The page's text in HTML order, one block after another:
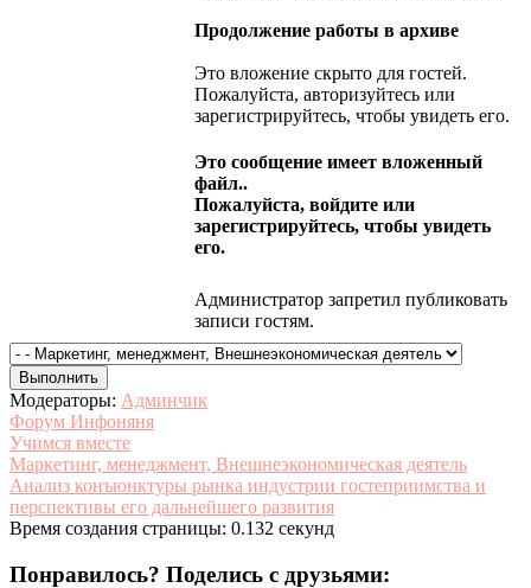
Продолжение работы в архиве
Это вложение скрыто для гостей.
Пожалуйста, авторизуйтесь или
зарегистрируйтесь, чтобы увидеть его.
Это сообщение имеет вложенный
файл..
Пожалуйста, войдите или
зарегистрируйтесь, чтобы увидеть
его.
Администратор запретил публиковать
записи гостям.
Модераторы: Админчик
Форум Инфоняня
Учимся вместе
Маркетинг, менеджмент, Внешнеэкономическая деятель
Анализ конъюнктуры рынка индустрии гостеприимства и
перспективы его дальнейшего развития
Время создания страницы: 0.132 секунд
Понравилось? Поделись с друзьями: